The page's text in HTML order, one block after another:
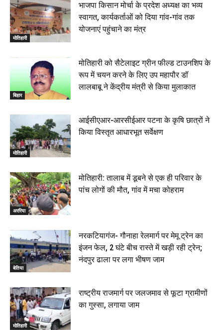
मोतिहारी
भाजपा किसान मोर्चा के प्रदेश अध्यक्ष का भव्य
स्वागत, कार्यकर्ताओं को दिया गांव-गांव तक
योजनाएं पहुंचाने का मंत्र
बिहार
मोतिहारी को सैटेलाइट ग्रीन फील्ड टाउनशिप के
रूप में चयन करने के लिए उप महापौर डॉ
लालबाबू ने केंद्रीय मंत्री से किया मुलाकात
मोतिहारी
आईसीएआर-आरसीईआर पटना के कृषि छात्रों ने
किया विस्तृत आधारभूत सर्वेक्षण
अररिया
मोतिहारी: तालाब में डूबने से एक ही परिवार के
पांच लोगों की मौत, गांव में मचा कोहराम
बेतिया
नरकटियागंज- गौनाहा रेलमार्ग पर मेमू ट्रेन का
इंजन फेल, 2 घंटे बीच रास्ते में खड़ी रही ट्रेन;
नंदपुर ढाला पर लगा भीषण जाम
मोतिहारी
राष्ट्रीय राजमार्ग पर जलजमाव से फूटा ग्रामीणों
का गुस्सा, लगाया जाम